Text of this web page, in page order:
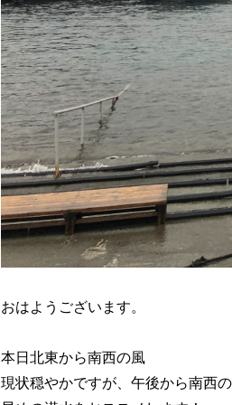
おはようございます。
本日北東から南西の風
現状穏やかですが、午後から南西